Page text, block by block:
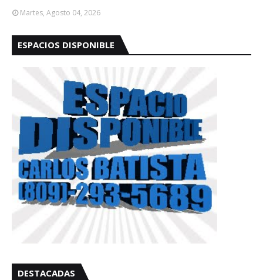
Martes, Agosto 04, 2026
ESPACIOS DISPONIBLE
DESTACADAS